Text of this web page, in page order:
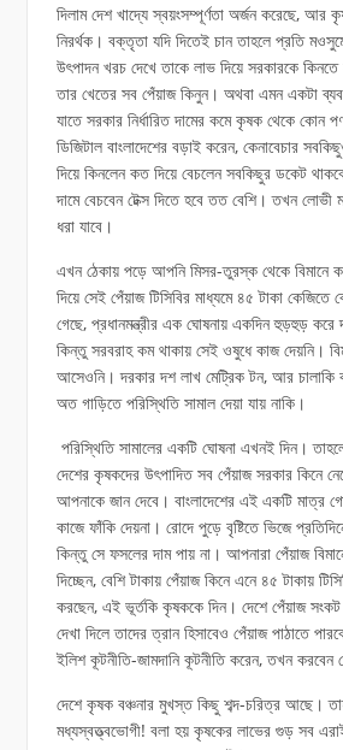
দিলাম দেশ খাদ্যে স্বয়ংসম্পূর্ণতা অর্জন করেছে, আর
নিরর্থক। বক্তৃতা যদি দিতেই চান তাহলে প্রতি
উৎপাদন খরচ দেখে তাকে লাভ দিয়ে সরকারকে
তার খেতের সব পেঁয়াজ কিনুন। অথবা এমন একটা
যাতে সরকার নির্ধারিত দামের কমে কৃষক থেকে কোন
ডিজিটাল বাংলাদেশের বড়াই করেন, কেনাবেচার
দিয়ে কিনলেন কত দিয়ে বেচলেন সবকিছুর ডকেট
দামে বেচবেন টেক্স দিতে হবে তত বেশি। তখন লোভী
ধরা যাবে।
এখন ঠেকায় পড়ে আপনি মিসর-তুরস্ক থেকে বিমানে
দিয়ে সেই পেঁয়াজ টিসিবির মাধ্যমে ৪৫ টাকা কেজিতে
গেছে, প্রধানমন্ত্রীর এক ঘোষনায় একদিন হুড়হুড় করে
কিন্তু সরবরাহ কম থাকায় সেই ওষুধে কাজ দেয়নি।
আসেওনি। দরকার দশ লাখ মেট্রিক টন, আর
অত গাড়িতে পরিস্থিতি সামাল দেয়া যায় নাকি।
পরিস্থিতি সামালের একটি ঘোষনা এখনই দিন।
দেশের কৃষকদের উৎপাদিত সব পেঁয়াজ সরকার কিনে
আপনাকে জান দেবে। বাংলাদেশের এই একটি মাত্র
কাজে ফাঁকি দেয়না। রোদে পুড়ে বৃষ্টিতে ভিজে
কিন্তু সে ফসলের দাম পায় না। আপনারা পেঁয়াজ
দিচ্ছেন, বেশি টাকায় পেঁয়াজ কিনে এনে ৪৫ টাকায়
করছেন, এই ভূর্তকি কৃষককে দিন। দেশে পেঁয়াজ সংকট
দেখা দিলে তাদের ত্রান হিসাবেও পেঁয়াজ পাঠাতে
ইলিশ কূটনীতি-জামদানি কূটনীতি করেন, তখন করবেন
দেশে কৃষক বঞ্চনার মুখস্ত কিছু শব্দ-চরিত্র আছে।
মধ্যস্বত্ত্বভোগী! বলা হয় কৃষকের লাভের গুড় সব